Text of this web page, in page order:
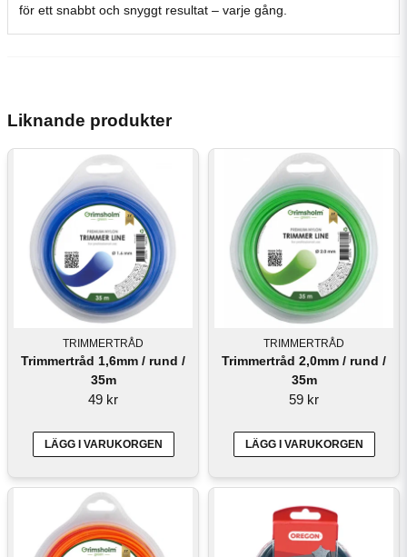
för ett snabbt och snyggt resultat – varje gång.
Liknande produkter
TRIMMERTRÅD
Trimmertråd 1,6mm / rund /
35m
49 kr
LÄGG I VARUKORGEN
TRIMMERTRÅD
Trimmertråd 2,0mm / rund /
35m
59 kr
LÄGG I VARUKORGEN